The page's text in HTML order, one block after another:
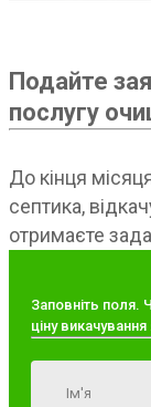
Подайте
послугу
До кінця
септика,
отримаєте
Заповніть
ціну